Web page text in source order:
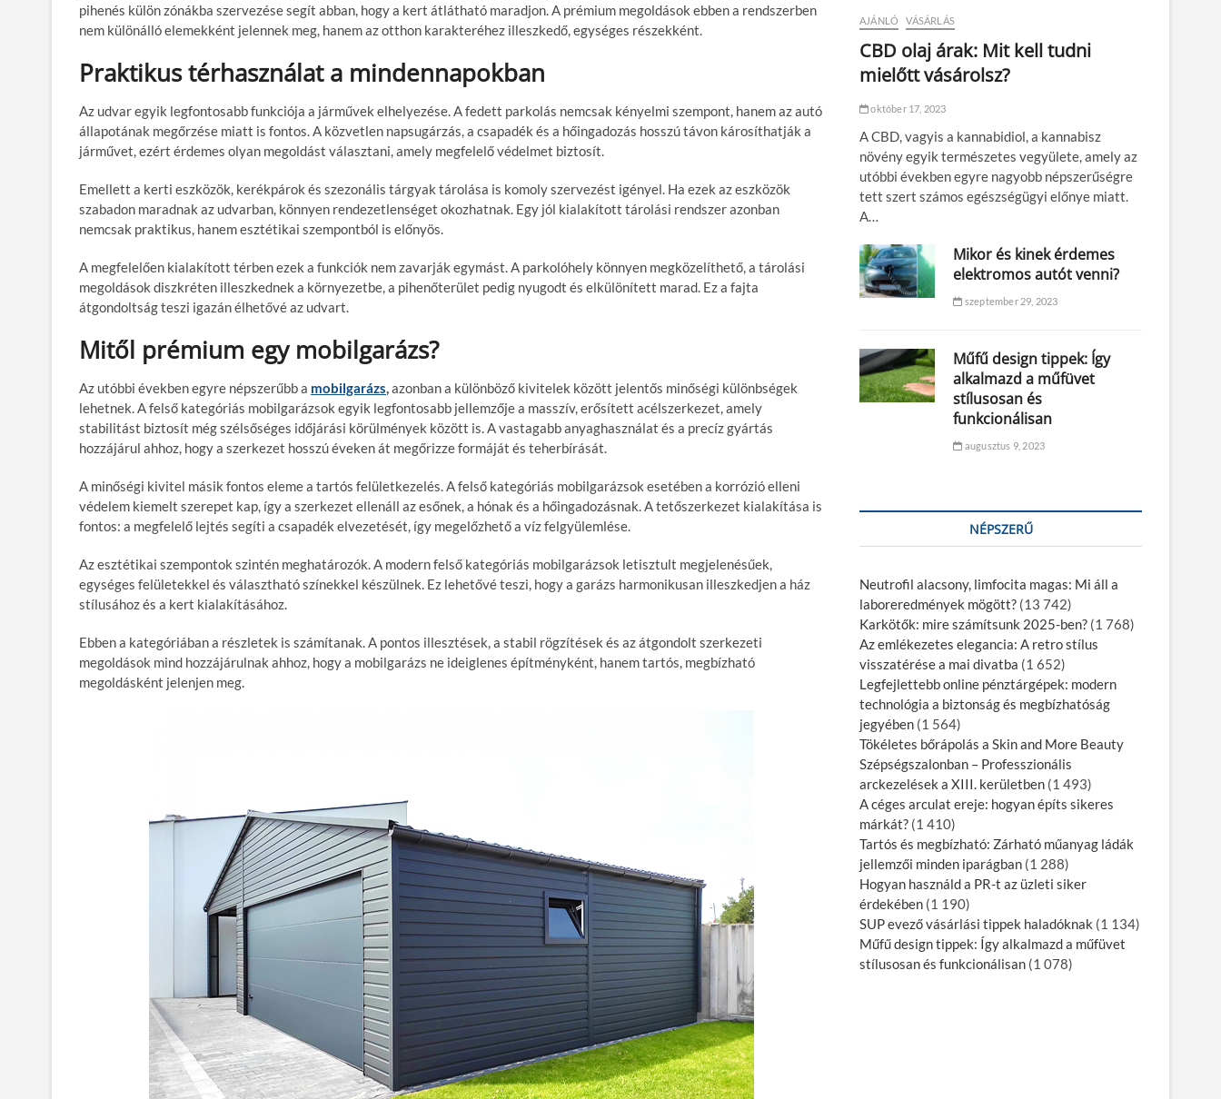
pihenés külön zónákba szervezése segít abban, hogy a kert átlátható maradjon. A prémium megoldások ebben a rendszerben
nem különálló elemekként jelennek meg, hanem az otthon karakteréhez illeszkedő, egységes részekként.
Praktikus térhasználat a mindennapokban
Az udvar egyik legfontosabb funkciója a járművek elhelyezése. A fedett parkolás nemcsak kényelmi szempont, hanem az autó
állapotának megőrzése miatt is fontos. A közvetlen napsugárzás, a csapadék és a hőingadozás hosszú távon károsíthatják a
járművet, ezért érdemes olyan megoldást választani, amely megfelelő védelmet biztosít.
Emellett a kerti eszközök, kerékpárok és szezonális tárgyak tárolása is komoly szervezést igényel. Ha ezek az eszközök
szabadon maradnak az udvarban, könnyen rendezetlenséget okozhatnak. Egy jól kialakított tárolási rendszer azonban
nemcsak praktikus, hanem esztétikai szempontból is előnyös.
A megfelelően kialakított térben ezek a funkciók nem zavarják egymást. A parkolóhely könnyen megközelíthető, a tárolási
megoldások diszkréten illeszkednek a környezetbe, a pihenőterület pedig nyugodt és elkülönített marad. Ez a fajta
átgondoltság teszi igazán élhetővé az udvart.
Mitől prémium egy mobilgarázs?
Az utóbbi években egyre népszerűbb a mobilgarázs,azonban a különböző kivitelek között jelentős minőségi különbségek
lehetnek. A felső kategóriás mobilgarázsok egyik legfontosabb jellemzője a masszív, erősített acélszerkezet, amely
stabilitást biztosít még szélsőséges időjárási körülmények között is. A vastagabb anyaghasználat és a precíz gyártás
hozzájárul ahhoz, hogy a szerkezet hosszú éveken át megőrizze formáját és teherbírását.
A minőségi kivitel másik fontos eleme a tartós felületkezelés. A felső kategóriás mobilgarázsok esetében a korrózió elleni
védelem kiemelt szerepet kap, így a szerkezet ellenáll az esőnek, a hónak és a hőingadozásnak. A tetőszerkezet kialakítása is
fontos: a megfelelő lejtés segíti a csapadék elvezetését, így megelőzhető a víz felgyülemlése.
Az esztétikai szempontok szintén meghatározók. A modern felső kategóriás mobilgarázsok letisztult megjelenésűek,
egységes felületekkel és választható színekkel készülnek. Ez lehetővé teszi, hogy a garázs harmonikusan illeszkedjen a ház
stílusához és a kert kialakításához.
Ebben a kategóriában a részletek is számítanak. A pontos illesztések, a stabil rögzítések és az átgondolt szerkezeti
megoldások mind hozzájárulnak ahhoz, hogy a mobilgarázs ne ideiglenes építményként, hanem tartós, megbízható
megoldásként jelenjen meg.
AJÁNLÓ VÁSÁRLÁS
CBD olaj árak: Mit kell tudni
mielőtt vásárolsz?
október 17, 2023
A CBD, vagyis a kannabidiol, a kannabisz
növény egyik természetes vegyülete, amely az
utóbbi években egyre nagyobb népszerűségre
tett szert számos egészségügyi előnye miatt.
A…
Mikor és kinek érdemes
elektromos autót venni?
szeptember 29, 2023
Műfű design tippek: Így
alkalmazd a műfüvet
stílusosan és
funkcionálisan
augusztus 9, 2023
NÉPSZERŰ
Neutrofil alacsony, limfocita magas: Mi áll a
laboreredmények mögött? (13 742)
Karkötők: mire számítsunk 2025-ben? (1 768)
Az emlékezetes elegancia: A retro stílus
visszatérése a mai divatba (1 652)
Legfejlettebb online pénztárgépek: modern
technológia a biztonság és megbízhatóság
jegyében (1 564)
Tökéletes bőrápolás a Skin and More Beauty
Szépségszalonban – Professzionális
arckezelések a XIII. kerületben (1 493)
A céges arculat ereje: hogyan építs sikeres
márkát? (1 410)
Tartós és megbízható: Zárható műanyag ládák
jellemzői minden iparágban (1 288)
Hogyan használd a PR-t az üzleti siker
érdekében (1 190)
SUP evező vásárlási tippek haladóknak (1 134)
Műfű design tippek: Így alkalmazd a műfüvet
stílusosan és funkcionálisan (1 078)